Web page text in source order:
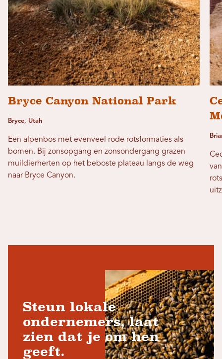
Bryce Canyon National Park
Bryce, Utah
Een alpenbos met evenveel rode rotsformaties als
bomen. Bij zonsopgang en zonsondergang grazen
muildierherten op het beboste plateau langs de weg
naar Bryce Canyon.
Steun lokale
ondernemers, laat
zien dat je om hen
geeft.